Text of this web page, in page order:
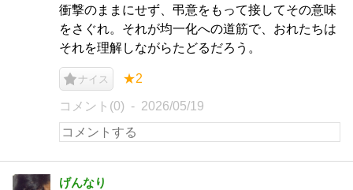
衝撃のままにせず、弔意をもって接してその意味
をさぐれ。それが均一化への道筋で、おれたちは
それを理解しながらたどるだろう。
ナイス ★2
コメント(0) 2026/05/19
げんなり